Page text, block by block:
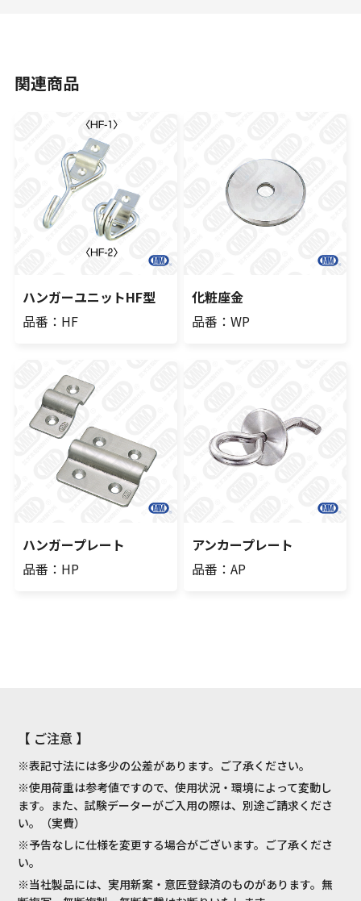
関連商品
ハンガーユニットHF型
品番：HF
化粧座金
品番：WP
ハンガープレート
品番：HP
アンカープレート
品番：AP
【 ご注意 】
※表記寸法には多少の公差があります。ご了承ください。
※使用荷重は参考値ですので、使用状況・環境によって変動し
ます。また、試験データーがご入用の際は、別途ご請求くださ
い。（実費）
※予告なしに仕様を変更する場合がございます。ご了承くださ
い。
※当社製品には、実用新案・意匠登録済のものがあります。無